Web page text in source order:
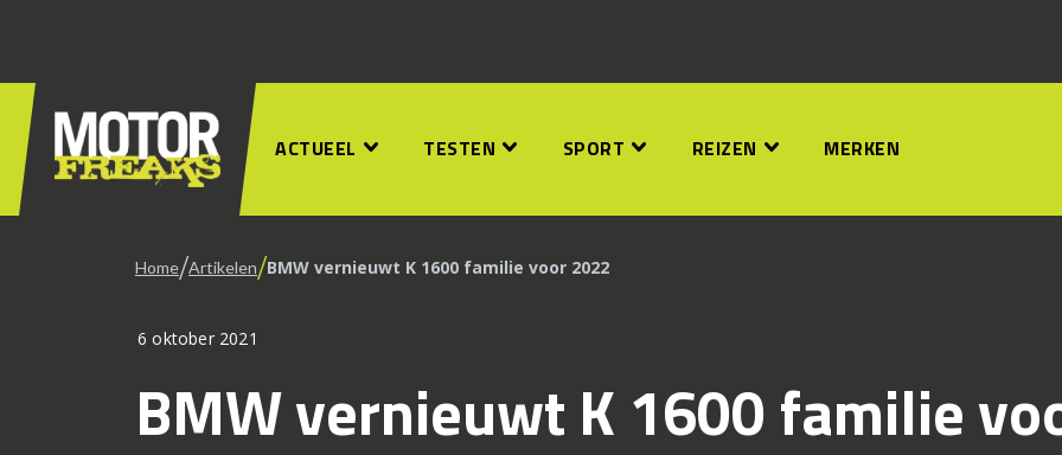
ACTUEEL TESTEN SPORT REIZEN MERKEN
Home/Artikelen/BMW vernieuwt K 1600 familie voor 2022
6 oktober 2021
BMW vernieuwt K 1600 familie